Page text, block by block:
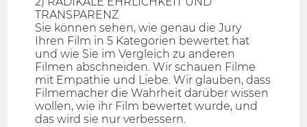
TRANSPARENZ
Sie können sehen, wie genau die Jury
Ihren Film in 5 Kategorien bewertet hat
und wie Sie im Vergleich zu anderen
Filmen abschneiden. Wir schauen Filme
mit Empathie und Liebe. Wir glauben, dass
Filmemacher die Wahrheit darüber wissen
wollen, wie ihr Film bewertet wurde, und
das wird sie nur verbessern.